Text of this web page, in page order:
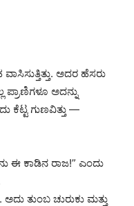
ಅದರ ಹೆಸರು
ಪ್ರಾಣಿಗಳೂ ಅದನ್ನು
ಕೆಟ್ಟ ಗುಣವಿತ್ತು —
ಈ ಕಾಡಿನ ರಾಜ!” ಎಂದು
ತುಂಬ ಚುರುಕು ಮತ್ತು